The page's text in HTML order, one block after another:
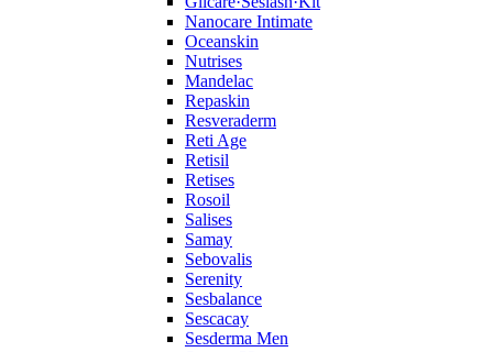
Nanocare Intimate
Oceanskin
Nutrises
Mandelac
Repaskin
Resveraderm
Reti Age
Retisil
Retises
Rosoil
Salises
Samay
Sebovalis
Serenity
Sesbalance
Sescacay
Sesderma Men